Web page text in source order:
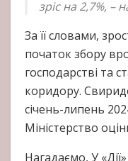
зріс на 2,7%, –
За її словами,
початок збору
господарстві та
коридору.
січень-липень
Міністерство
Нагадаємо, У